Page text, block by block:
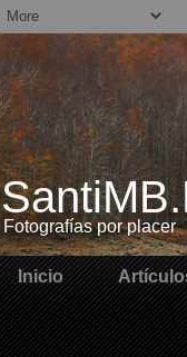
Fotografías por placer
Inicio